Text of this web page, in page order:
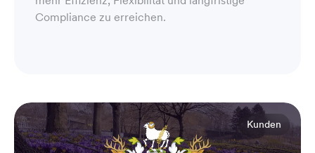
Compliance zu erreichen.
Kunden